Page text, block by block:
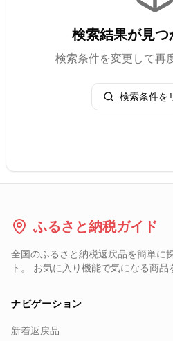
検索結果が見
検索条件を変更して再
検索条件を
ふるさと納税ガイド
全国のふるさと納税返戻品を簡単に
ト。 お気に入り機能で気になる商品
ナビゲーション
新着返戻品